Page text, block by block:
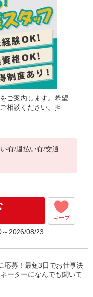
ご案内します。希望
相談ください。担
有/週払い有/交通費
キープ
2026/08/23
募！最短3日でお仕事決
ーターになんでも聞いて